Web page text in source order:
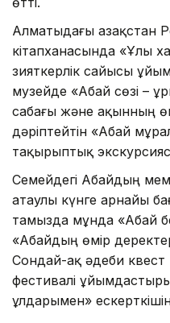
Алматыдағы Қазақстан
кітапханасында «Ұлы
зияткерлік сайысы
музейде «Абай сөзі –
сабағы және ақынның
дәріптейтін «Абай
тақырыптық
Семейдегі Абайдың
атаулы күнге арнайы
тамызда мұнда «Абай
«Абайдың өмір
Сондай-ақ әдеби квест
фестивалі
ұлдарымен»